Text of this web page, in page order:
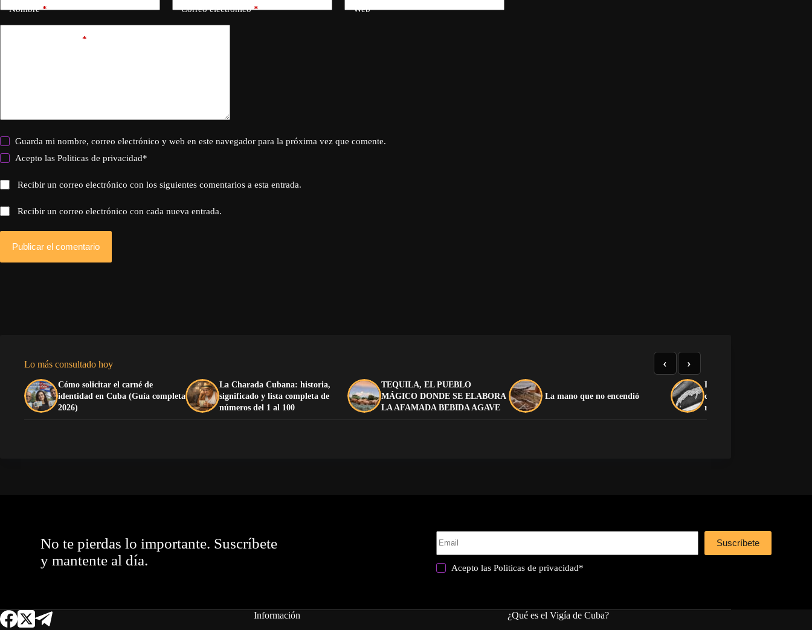
Nombre* Correo electrónico* Web
*
Guarda mi nombre, correo electrónico y web en este navegador para la próxima vez que comente.
Acepto lasPoliticas de privacidad*
Recibir un correo electrónico con los siguientes comentarios a esta entrada.
Recibir un correo electrónico con cada nueva entrada.
Publicar el comentario
Lo más consultado hoy
Cómo solicitar el carné de
identidad en Cuba (Guía completa
2026)
La Charada Cubana: historia,
significado y lista completa de
números del 1 al 100
TEQUILA, EL PUEBLO
MÁGICO DONDE SE ELABORA
LA AFAMADA BEBIDA AGAVE
La mano que no encendió
La soberanía como disfraz:
cuando el capitalismo
revolución
‹ ›
No te pierdas lo importante. Suscríbete
y mantente al día.
Suscríbete
Acepto lasPoliticas de privacidad*
Información
¿Qué es el Vigía de Cuba?